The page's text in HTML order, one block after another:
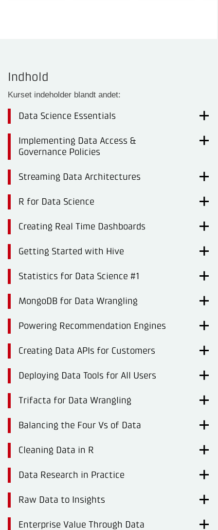
Indhold
Kurset indeholder blandt andet:
Data Science Essentials
Implementing Data Access &
Governance Policies
Streaming Data Architectures
R for Data Science
Creating Real Time Dashboards
Getting Started with Hive
Statistics for Data Science #1
MongoDB for Data Wrangling
Powering Recommendation Engines
Creating Data APIs for Customers
Deploying Data Tools for All Users
Trifacta for Data Wrangling
Balancing the Four Vs of Data
Cleaning Data in R
Data Research in Practice
Raw Data to Insights
Enterprise Value Through Data